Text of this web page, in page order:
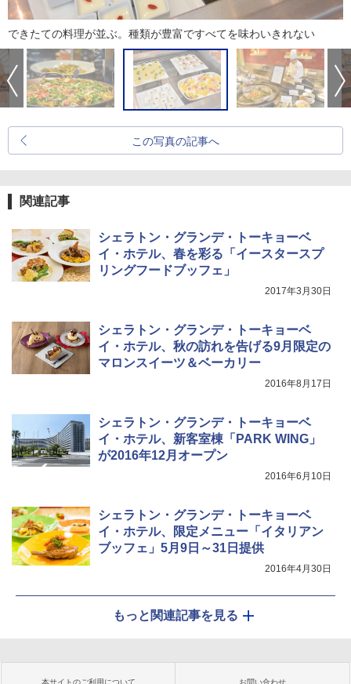
できたての料理が並ぶ。種類が豊富ですべてを味わいきれない
この写真の記事へ
関連記事
シェラトン・グランデ・トーキョーベ
イ・ホテル、春を彩る「イースタースプ
リングフードブッフェ」
2017年3月30日
シェラトン・グランデ・トーキョーベ
イ・ホテル、秋の訪れを告げる9月限定の
マロンスイーツ＆ベーカリー
2016年8月17日
シェラトン・グランデ・トーキョーベ
イ・ホテル、新客室棟「PARK WING」
が2016年12月オープン
2016年6月10日
シェラトン・グランデ・トーキョーベ
イ・ホテル、限定メニュー「イタリアン
ブッフェ」5月9日～31日提供
2016年4月30日
もっと関連記事を見る
本サイトのご利用について お問い合わせ